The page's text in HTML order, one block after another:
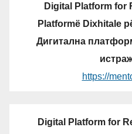
Digital Platform for
Platformë Dixhitale
Дигитална
https://
Digital Platform for